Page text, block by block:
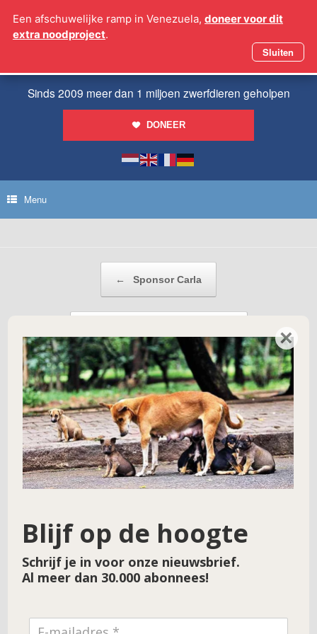
naar
Sinds 2009 meer dan 1 miljoen zwerfdieren geholpen
DONEER
Menu
← Sponsor Carla
Een afschuwelijke ramp in Venezuela, doneer voor dit
extra noodproject.
Sluiten
×
Blijf op de hoogte
Schrijf je in voor onze nieuwsbrief.
Al meer dan 30.000 abonnees!